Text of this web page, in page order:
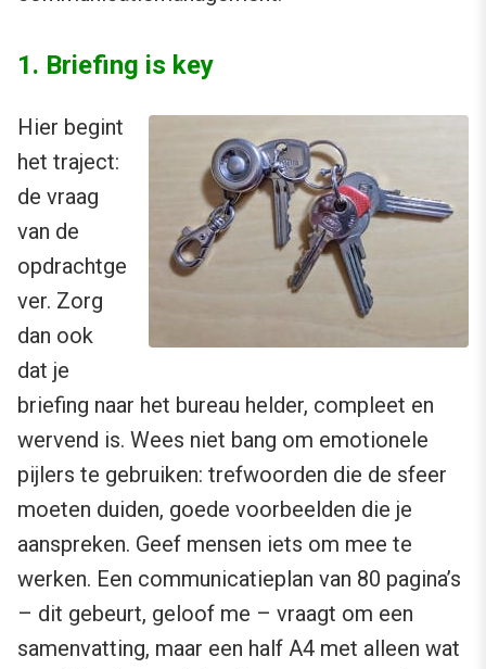
1. Briefing is key
Hier begint
het traject:
de vraag
van de
opdrachtge
ver. Zorg
dan ook
dat je
briefing naar het bureau helder, compleet en
wervend is. Wees niet bang om emotionele
pijlers te gebruiken: trefwoorden die de sfeer
moeten duiden, goede voorbeelden die je
aanspreken. Geef mensen iets om mee te
werken. Een communicatieplan van 80 pagina’s
– dit gebeurt, geloof me – vraagt om een
samenvatting, maar een half A4 met alleen wat